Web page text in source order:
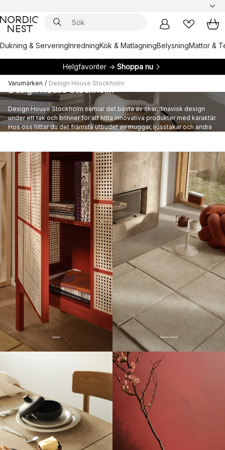
Dukning & ServeringInredningKök & MatlagningBelysningMattor &
Helgfavoriter → Shoppa nu
Varumärken / Design House Stockholm
Design House Stockholm
Design House Stockholm samlar det bästa av skandinavisk design
under ett tak och brinner för att hitta innovativa produkter med karaktär.
Hos oss hittar du det främsta utbudet av muggar, ljusstakar och andra
Möbler Mattor & Textil